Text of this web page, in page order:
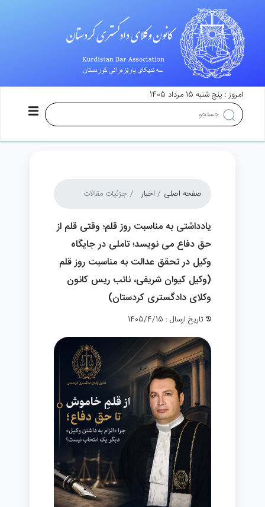
امروز : پنج شنبه 15 مرداد 1405
صفحه اصلی اخبار جزئیات مقالات
یادداشتی به مناسبت روز قلم؛ وقتی قلم از
حق دفاع می نویسد؛ تاملی در جایگاه
وکیل در تحقق عدالت به مناسبت روز قلم
(وکیل کیوان شریفی، نائب ریس کانون
وکلای دادگستری کردستان)
تاریخ ارسال : 1405/4/15